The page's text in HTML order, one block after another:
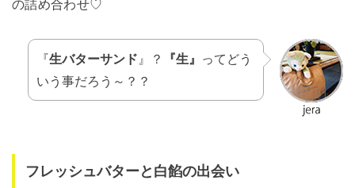
の詰め合わせ♡
『生バターサンド 』？ 『生』
ってどう
いう事だろう～？？
フレッシュバターと白餡の出会い